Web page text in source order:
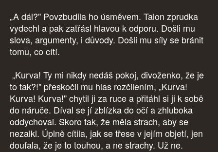
„A dál?" Povzbudila ho úsměvem. Talon zprudka
vydechl a pak zatřásl hlavou k odporu. Došli mu
slova, argumenty, i důvody. Došli mu síly se bránit
tomu, co cítí.
„Kurva! Ty mi nikdy nedáš pokoj, divoženko, že je
to tak?!" přeskočil mu hlas rozčilením, „Kurva!
Kurva! Kurva!" chytil ji za ruce a přitáhl si ji k sobě
do náruče. Díval se jí zblízka do očí a zhluboka
oddychoval. Skoro tak, že měla strach, aby se
nezalkl. Úplně cítila, jak se třese v jejím objetí, jen
doufala, že je to touhou, a ne strachy. Už ne.